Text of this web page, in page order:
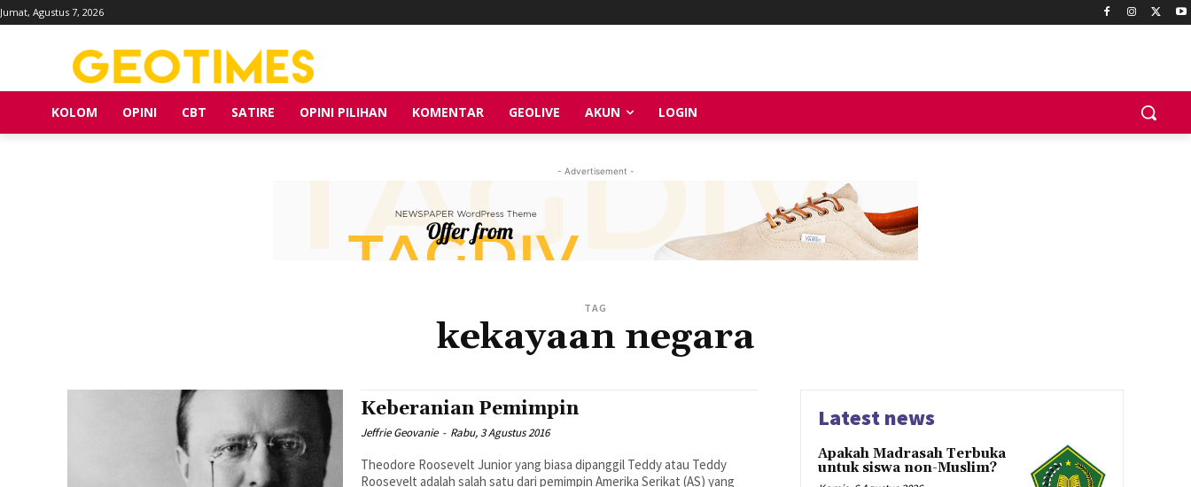
Jumat, Agustus 7, 2026
KOLOM OPINI CBT SATIRE OPINI PILIHAN KOMENTAR GEOLIVE AKUN LOGIN
- Advertisement -
TAG
kekayaan negara
Keberanian Pemimpin
Jeffrie Geovanie - Rabu, 3 Agustus 2016
Theodore Roosevelt Junior yang biasa dipanggil Teddy atau Teddy
Roosevelt adalah salah satu dari pemimpin Amerika Serikat (AS) yang
Latest news
Apakah Madrasah Terbuka
untuk siswa non-Muslim?